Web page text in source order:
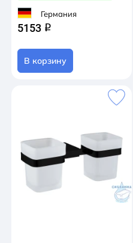
Германия
5153 q
В корзину